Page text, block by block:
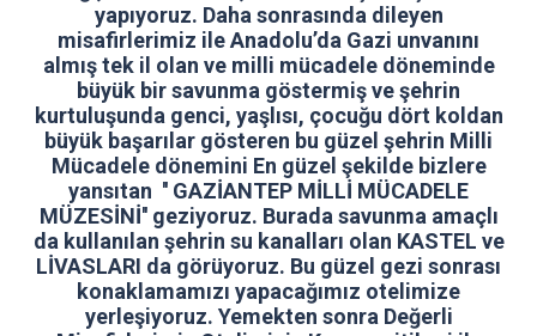
yapıyoruz. Daha sonrasında dileyen
misafirlerimiz ile Anadolu’da Gazi unvanını
almış tek il olan ve milli mücadele döneminde
büyük bir savunma göstermiş ve şehrin
kurtuluşunda genci, yaşlısı, çocuğu dört koldan
büyük başarılar gösteren bu güzel şehrin Milli
Mücadele dönemini En güzel şekilde bizlere
yansıtan '' GAZİANTEP MİLLİ MÜCADELE
MÜZESİNİ'' geziyoruz. Burada savunma amaçlı
da kullanılan şehrin su kanalları olan KASTEL ve
LİVASLARI da görüyoruz. Bu güzel gezi sonrası
konaklamamızı yapacağımız otelimize
yerleşiyoruz. Yemekten sonra Değerli